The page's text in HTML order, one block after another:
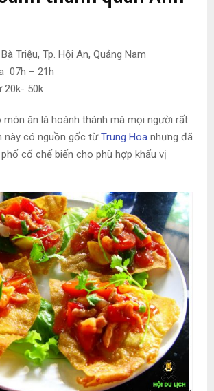
Triệu, Tp. Hội An, Quảng Nam
07h – 21h
20k- 50k
món ăn là hoành thánh mà mọi người rất
này có nguồn gốc từTrung Hoa nhưng đã
cổ chế biến cho phù hợp khẩu vị